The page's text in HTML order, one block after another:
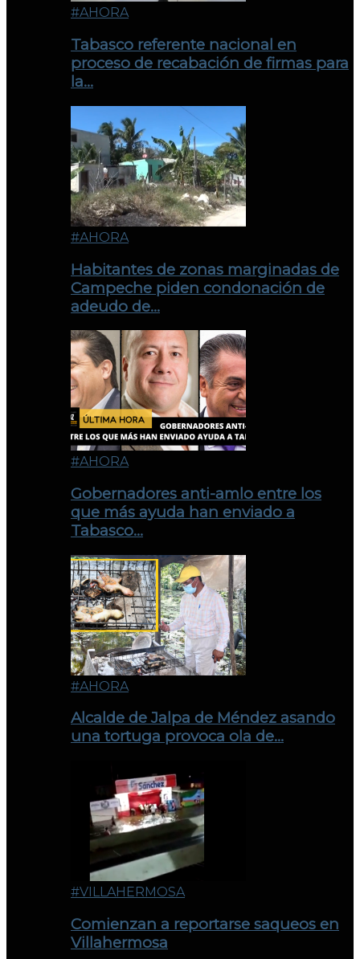
#AHORA
Tabasco referente nacional en
proceso de recabación de firmas para
la…
#AHORA
Habitantes de zonas marginadas de
Campeche piden condonación de
adeudo de…
#AHORA
Gobernadores anti-amlo entre los
que más ayuda han enviado a
Tabasco…
#AHORA
Alcalde de Jalpa de Méndez asando
una tortuga provoca ola de…
#VILLAHERMOSA
Comienzan a reportarse saqueos en
Villahermosa